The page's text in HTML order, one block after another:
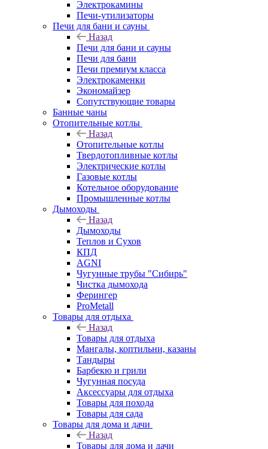
Электрокамины
Печи-утилизаторы
Печи для бани и сауны
Назад
Печи для бани и сауны
Печи для бани
Печи премиум класса
Электрокаменки
Экономайзер
Сопутствующие товары
Банные чаны
Отопительные котлы
Назад
Отопительные котлы
Твердотопливные котлы
Электрические котлы
Газовые котлы
Котельное оборудование
Промышленные котлы
Дымоходы
Назад
Дымоходы
Теплов и Сухов
КПД
AGNI
Чугунные трубы "Сибирь"
Чистка дымохода
Ферингер
ProMetall
Товары для отдыха
Назад
Товары для отдыха
Мангалы, коптильни, казаны
Тандыры
Барбекю и грили
Чугунная посуда
Аксессуары для отдыха
Товары для похода
Товары для сада
Товары для дома и дачи
Назад
Товары для дома и дачи